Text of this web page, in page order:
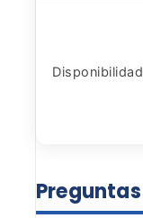
Disponibilidad
Preguntas